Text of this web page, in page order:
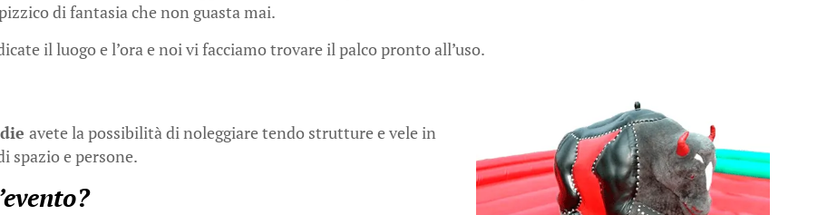
di fantasia che non guasta mai.
il luogo e l’ora e noi vi facciamo trovare il palco pronto all’uso.
avete la possibilità di noleggiare tendo strutture e vele in
spazio e persone.